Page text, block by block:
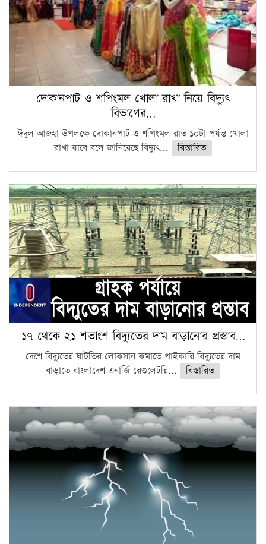
দোকানপাট ও শপিংমল খোলা রাখা নিয়ে বিদ্যুৎ
বিভাগের…
ঈদুল আজহা উপলক্ষে দোকানপাট ও শপিংমল রাত ১০টা পর্যন্ত খোলা
রাখা যাবে বলে জানিয়েছে বিদ্যুৎ...
বিস্তারিত
১৭ থেকে ২১ শতাংশ বিদ্যুতের দাম বাড়ানোর প্রস্তাব…
দেশে বিদ্যুতের ঘাটতির লোকসান কমাতে পাইকারি বিদ্যুতের দাম
বাড়াতে বাংলাদেশ এনার্জি রেগুলেটরি...
বিস্তারিত